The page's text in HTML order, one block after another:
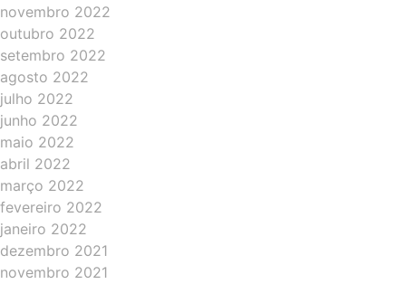
novembro 2022
outubro 2022
setembro 2022
agosto 2022
julho 2022
junho 2022
maio 2022
abril 2022
março 2022
fevereiro 2022
janeiro 2022
dezembro 2021
novembro 2021